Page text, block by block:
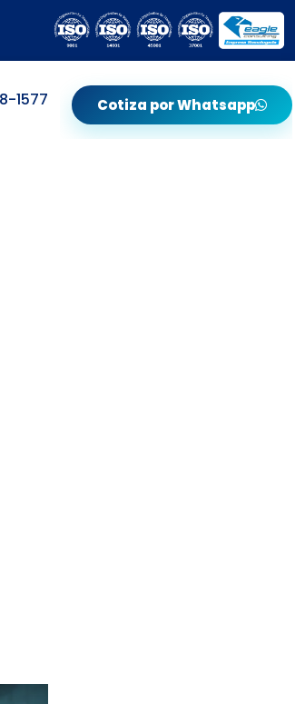
1577 Cotiza por Whatsapp